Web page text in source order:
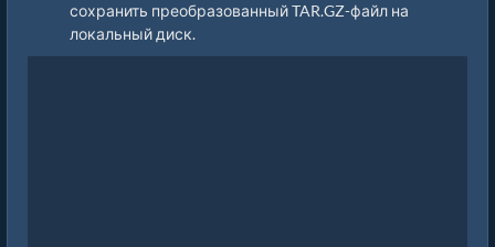
сохранить преобразованный TAR.GZ-файл на
локальный диск.